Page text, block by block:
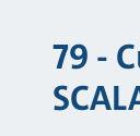
79 -